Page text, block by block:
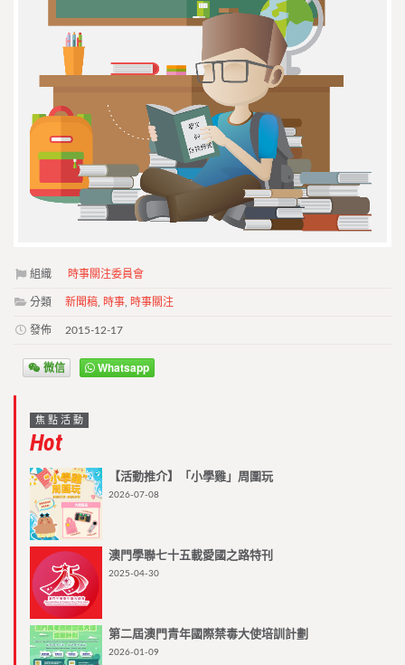
組織 時事關注委員會
分類 新聞稿 時事 時事關注
發佈 2015-12-17
微信 Whatsapp
焦點活動
Hot
【活動推介】「小學雞」周圍玩
2026-07-08
澳門學聯七十五載愛國之路特刊
2025-04-30
第二屆澳門青年國際禁毒大使培訓計劃
2026-01-09